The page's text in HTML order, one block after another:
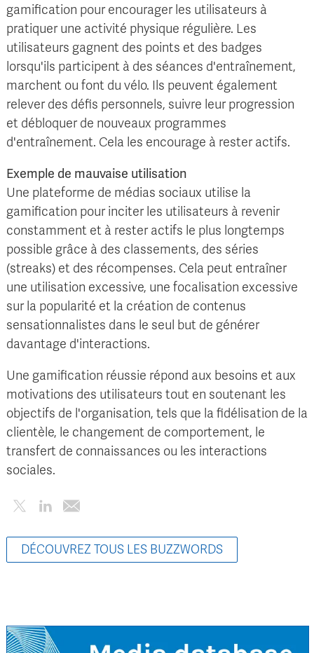
gamification pour encourager les utilisateurs à
pratiquer une activité physique régulière. Les
utilisateurs gagnent des points et des badges
lorsqu'ils participent à des séances d'entraînement,
marchent ou font du vélo. Ils peuvent également
relever des défis personnels, suivre leur progression
et débloquer de nouveaux programmes
d'entraînement. Cela les encourage à rester actifs.
Exemple de mauvaise utilisation
Une plateforme de médias sociaux utilise la
gamification pour inciter les utilisateurs à revenir
constamment et à rester actifs le plus longtemps
possible grâce à des classements, des séries
(streaks) et des récompenses. Cela peut entraîner
une utilisation excessive, une focalisation excessive
sur la popularité et la création de contenus
sensationnalistes dans le seul but de générer
davantage d'interactions.
Une gamification réussie répond aux besoins et aux
motivations des utilisateurs tout en soutenant les
objectifs de l'organisation, tels que la fidélisation de la
clientèle, le changement de comportement, le
transfert de connaissances ou les interactions
sociales.
DÉCOUVREZ TOUS LES BUZZWORDS